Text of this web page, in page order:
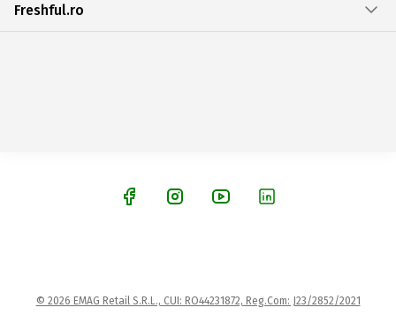
Freshful.ro
© 2026 EMAG Retail S.R.L., CUI: RO44231872, Reg.Com: J23/2852/2021